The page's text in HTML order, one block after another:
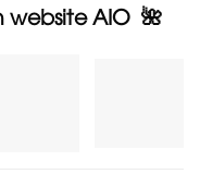
website AIO 🌺